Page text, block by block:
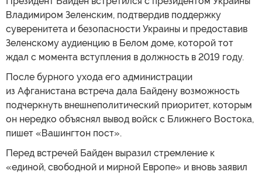
Владимиром Зеленским, подтвердив поддержку
суверенитета и безопасности Украины и предоставив
Зеленскому аудиенцию в Белом доме, которой тот
ждал с момента вступления в должность в 2019 году.
После бурного ухода его администрации
из Афганистана встреча дала Байдену возможность
подчеркнуть внешнеполитический приоритет, которым
он нередко объяснял вывод войск с Ближнего Востока,
пишет «Вашингтон пост».
Перед встречей Байден выразил стремление к
«единой, свободной и мирной Европе» и вновь заявил